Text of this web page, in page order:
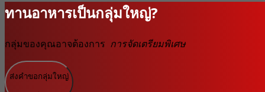
ทานอาหารเป็นกลุ่มใหญ่?
กลุ่มของคุณอาจต้องการ การจัดเตรียมพิเศษ
ส่งคำขอกลุ่มใหญ่